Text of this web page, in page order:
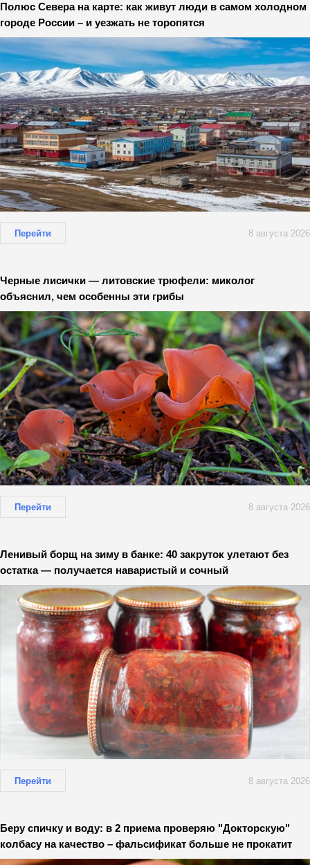
Полюс Севера на карте: как живут люди в самом холодном
городе России – и уезжать не торопятся
Перейти 8 августа 2026
Черные лисички — литовские трюфели: миколог
объяснил, чем особенны эти грибы
Перейти 8 августа 2026
Ленивый борщ на зиму в банке: 40 закруток улетают без
остатка — получается наваристый и сочный
Перейти 8 августа 2026
Беру спичку и воду: в 2 приема проверяю "Докторскую"
колбасу на качество – фальсификат больше не прокатит